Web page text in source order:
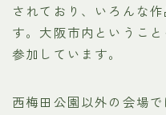
されており、いろんな
す。大阪市内というこ
参加しています。
西梅田公園以外の会場